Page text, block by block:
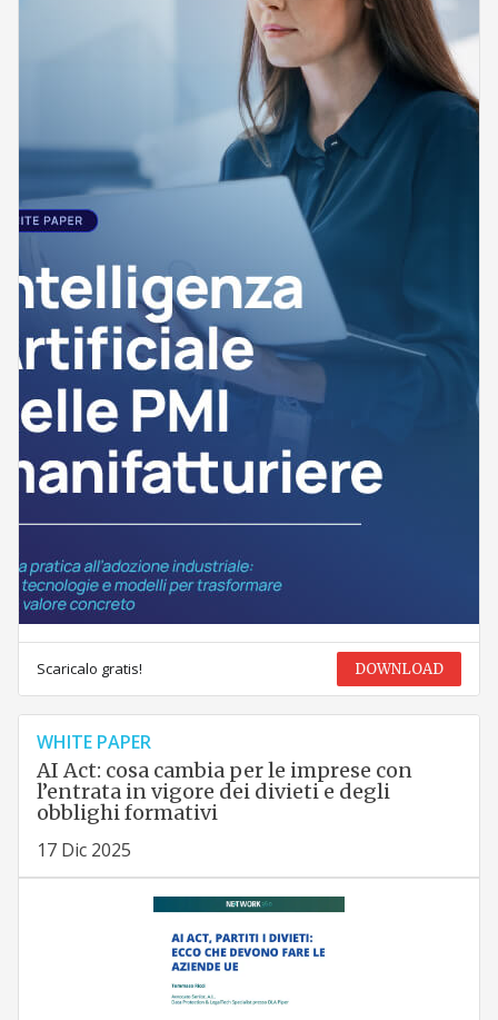
Scaricalo gratis! DOWNLOAD
WHITE PAPER
AI Act: cosa cambia per le imprese con
l’entrata in vigore dei divieti e degli
obblighi formativi
17 Dic 2025